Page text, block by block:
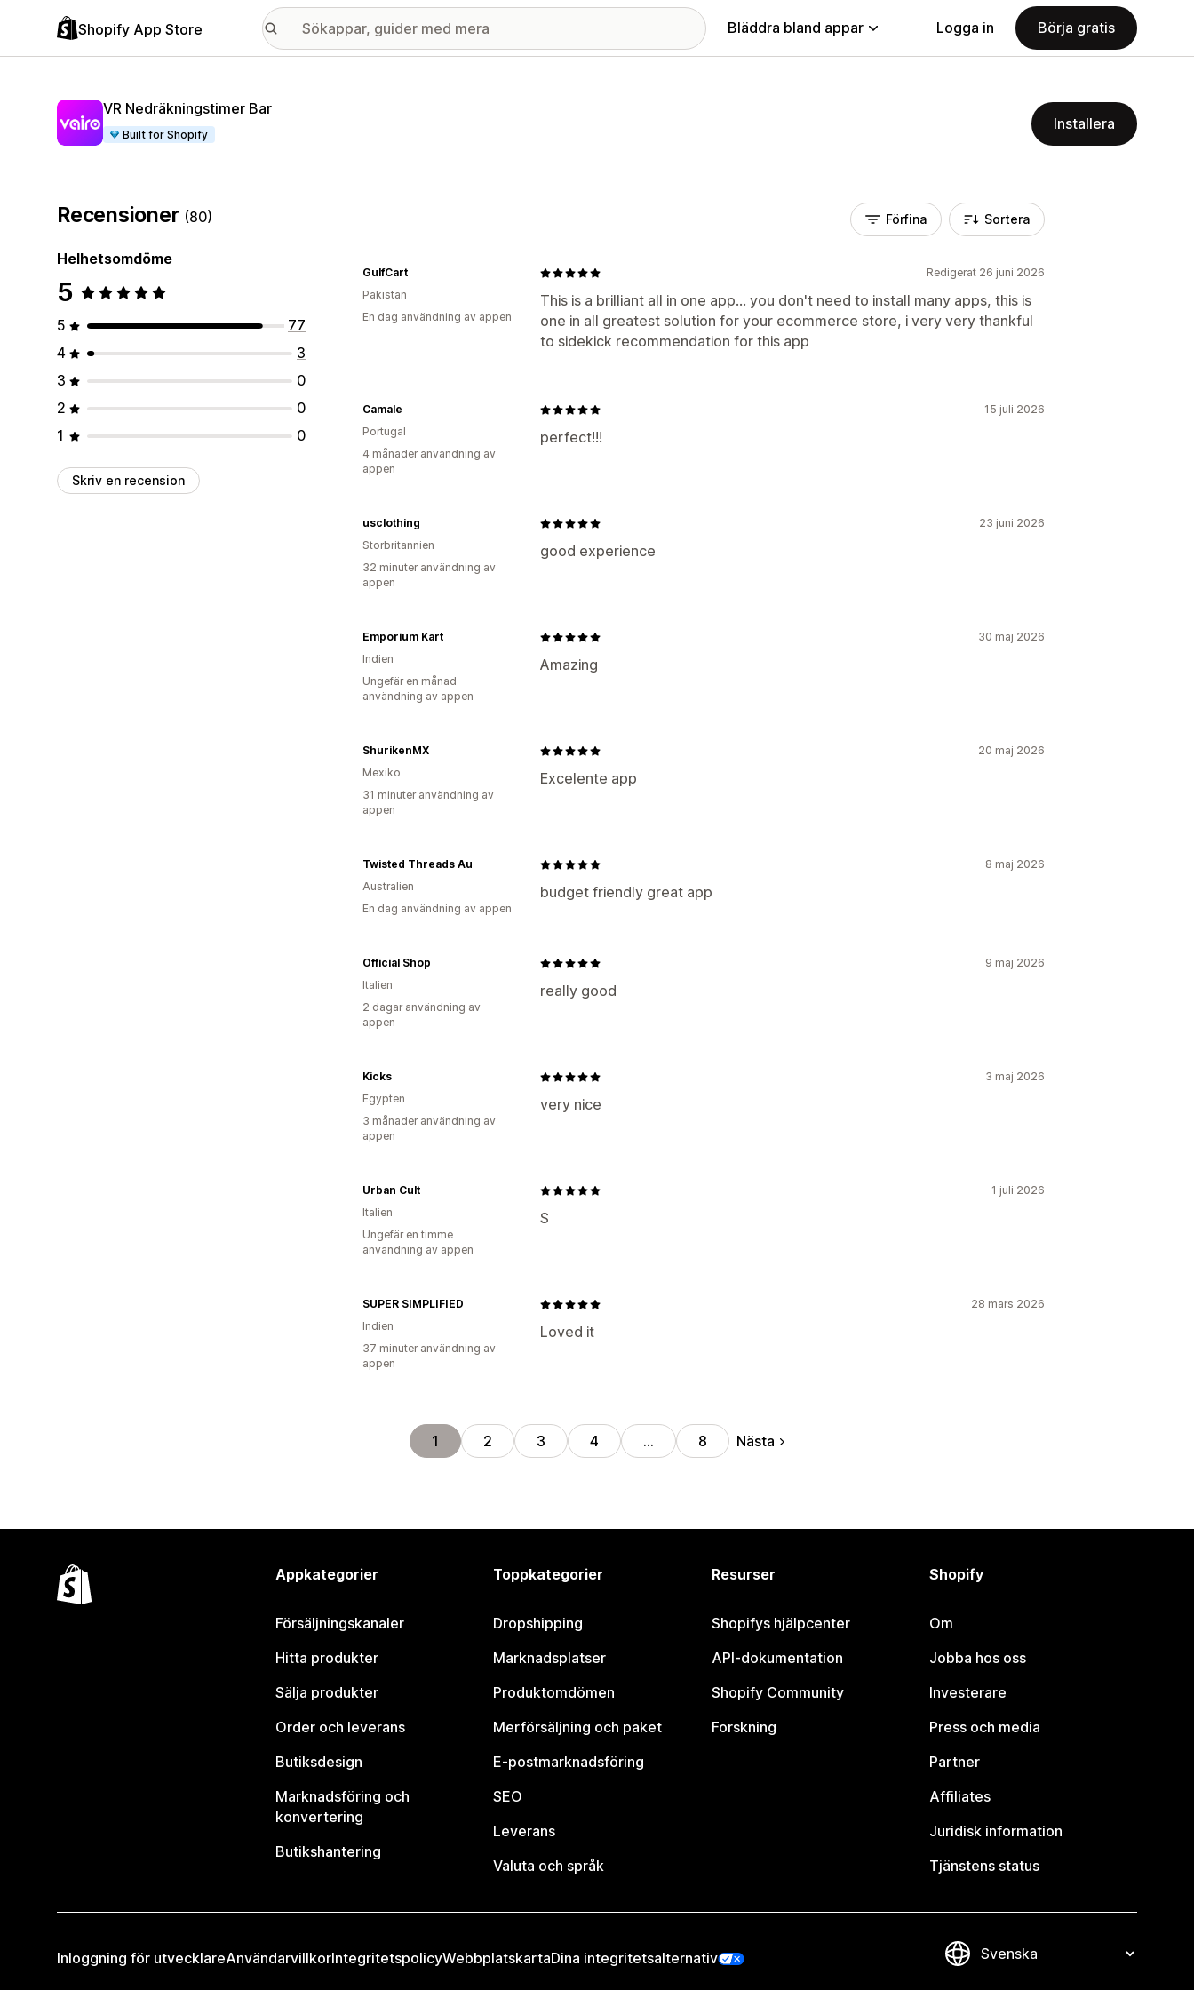
Shopify App Store Bläddra bland appar Logga in Börja gratis
VR Nedräkningstimer Bar
Built for Shopify
Installera
Recensioner (80)
Helhetsomdöme
5
5
77
4
3
3
0
2
0
1
0
Skriv en recension
Förfina Sortera
Redigerat 26 juni 2026
This is a brilliant all in one app... you don't need to install many apps, this is
one in all greatest solution for your ecommerce store, i very very thankful
to sidekick recommendation for this app
GulfCart
Pakistan
En dag användning av appen
15 juli 2026
perfect!!!
Camale
Portugal
4 månader användning av
appen
23 juni 2026
good experience
usclothing
Storbritannien
32 minuter användning av
appen
30 maj 2026
Amazing
Emporium Kart
Indien
Ungefär en månad
användning av appen
20 maj 2026
Excelente app
ShurikenMX
Mexiko
31 minuter användning av
appen
8 maj 2026
budget friendly great app
Twisted Threads Au
Australien
En dag användning av appen
9 maj 2026
really good
Official Shop
Italien
2 dagar användning av
appen
3 maj 2026
very nice
Kicks
Egypten
3 månader användning av
appen
1 juli 2026
S
Urban Cult
Italien
Ungefär en timme
användning av appen
28 mars 2026
Loved it
SUPER SIMPLIFIED
Indien
37 minuter användning av
appen
1 2 3 4 … 8 Nästa
Appkategorier
Försäljningskanaler
Hitta produkter
Sälja produkter
Order och leverans
Butiksdesign
Marknadsföring och
konvertering
Butikshantering
Toppkategorier
Dropshipping
Marknadsplatser
Produktomdömen
Merförsäljning och paket
E-postmarknadsföring
SEO
Leverans
Valuta och språk
Resurser
Shopifys hjälpcenter
API-dokumentation
Shopify Community
Forskning
Shopify
Om
Jobba hos oss
Investerare
Press och media
Partner
Affiliates
Juridisk information
Tjänstens status
Inloggning för utvecklareAnvändarvillkorIntegritetspolicyWebbplatskartaDina integritetsalternativ